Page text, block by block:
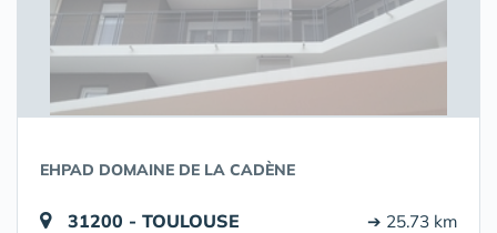
EHPAD DOMAINE DE LA CADÈNE
31200 - TOULOUSE ➔ 25.73 km